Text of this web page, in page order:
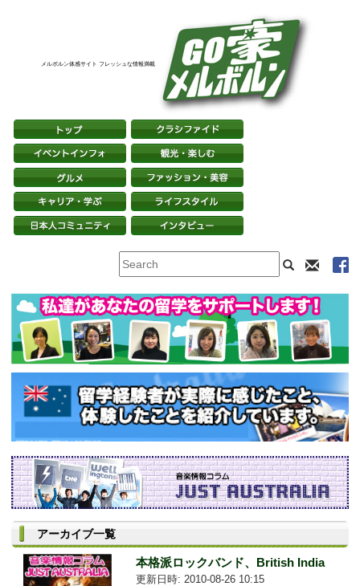
メルボルン体感サイト フレッシュな情報満載
アーカイブ一覧
本格派ロックバンド、British India
更新日時: 2010-08-26 10:15